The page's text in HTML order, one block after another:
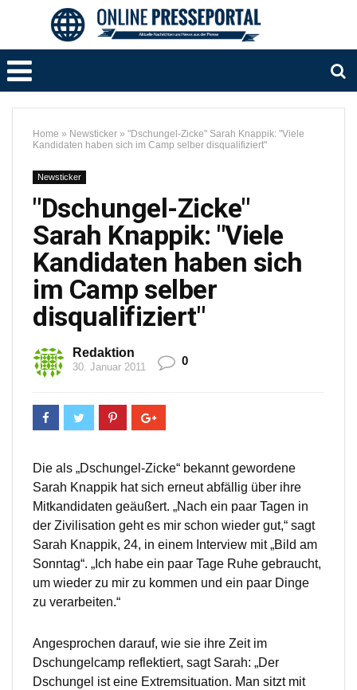
Home » Newsticker » "Dschungel-Zicke" Sarah Knappik: "Viele
Kandidaten haben sich im Camp selber disqualifiziert"
Newsticker
"Dschungel-Zicke"
Sarah Knappik: "Viele
Kandidaten haben sich
im Camp selber
disqualifiziert"
Redaktion
30. Januar 2011 0
Die als „Dschungel-Zicke“ bekannt gewordene
Sarah Knappik hat sich erneut abfällig über ihre
Mitkandidaten geäußert. „Nach ein paar Tagen in
der Zivilisation geht es mir schon wieder gut,“ sagt
Sarah Knappik, 24, in einem Interview mit „Bild am
Sonntag“. „Ich habe ein paar Tage Ruhe gebraucht,
um wieder zu mir zu kommen und ein paar Dinge
zu verarbeiten.“
Angesprochen darauf, wie sie ihre Zeit im
Dschungelcamp reflektiert, sagt Sarah: „Der
Dschungel ist eine Extremsituation. Man sitzt mit